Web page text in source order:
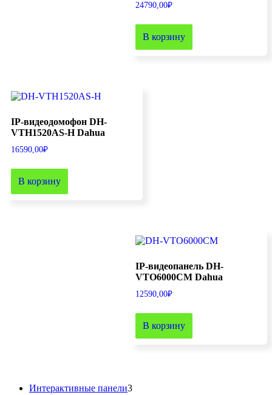
24790,00₽
В корзину
IP-видеодомофон DH-
VTH1520AS-H Dahua
16590,00₽
В корзину
IP-видеопанель DH-
VTO6000CM Dahua
12590,00₽
В корзину
Интерактивные панели33